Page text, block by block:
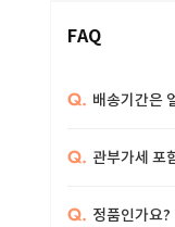
FAQ
Q. 배송기간은
Q. 관부가세 포
Q. 정품인가요?